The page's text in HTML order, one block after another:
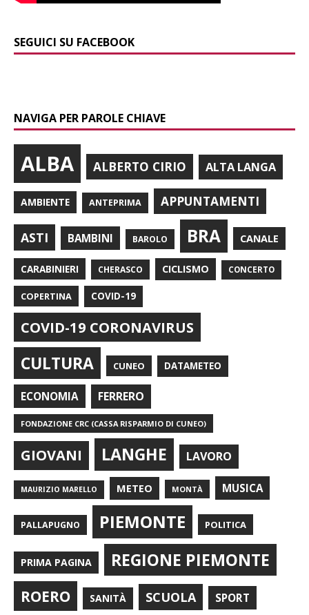
SEGUICI SU FACEBOOK
NAVIGA PER PAROLE CHIAVE
ALBA ALBERTO CIRIO ALTA LANGA
AMBIENTE ANTEPRIMA APPUNTAMENTI
ASTI BAMBINI BAROLO BRA CANALE
CARABINIERI CHERASCO CICLISMO CONCERTO
COPERTINA COVID-19
COVID-19 CORONAVIRUS
CULTURA CUNEO DATAMETEO
ECONOMIA FERRERO
FONDAZIONE CRC (CASSA RISPARMIO DI CUNEO)
GIOVANI LANGHE LAVORO
MAURIZIO MARELLO METEO MONTÀ MUSICA
PALLAPUGNO PIEMONTE POLITICA
PRIMA PAGINA REGIONE PIEMONTE
ROERO SANITÀ SCUOLA SPORT